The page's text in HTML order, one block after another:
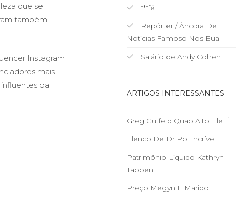
que se
também
Instagram
mais
da
***fé
Repórter / Âncora De
Notícias Famoso Nos Eua
Salário de Andy Cohen
ARTIGOS INTERESSANTES
Greg Gutfeld Quão Alto Ele É
Elenco De Dr Pol Incrível
Patrimônio Líquido Kathryn
Tappen
Preço Megyn E Marido